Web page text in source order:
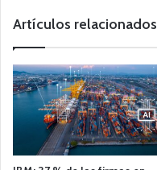
Artículos relacionados